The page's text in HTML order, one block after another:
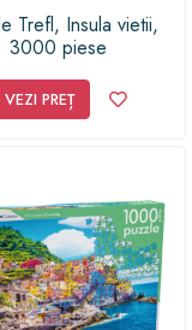
Trefl, Insula vietii,
3000 piese
VEZI PREȚ